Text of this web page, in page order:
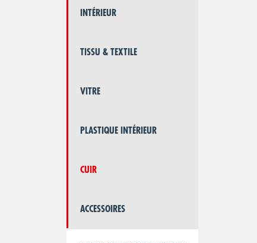
INTÉRIEUR
TISSU & TEXTILE
VITRE
PLASTIQUE INTÉRIEUR
CUIR
ACCESSOIRES